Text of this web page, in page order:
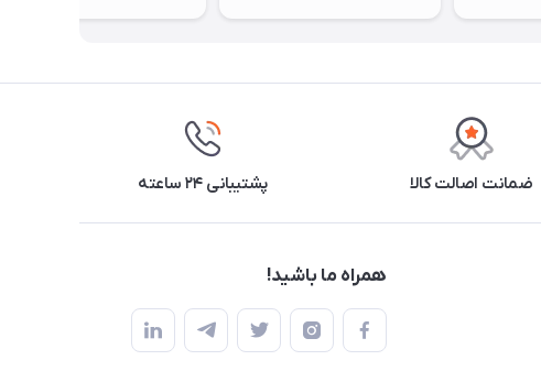
ضمانت اصالت کالا پشتیبانی ۲۴ ساعته
همراه ما باشید!